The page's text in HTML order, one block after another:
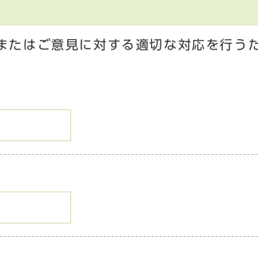
はご意見に対する適切な対応を行う